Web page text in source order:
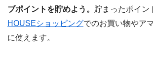
ブポイントを貯めよう。 貯まったポイン
HOUSEショッピングでのお買い物やア
に使えます。